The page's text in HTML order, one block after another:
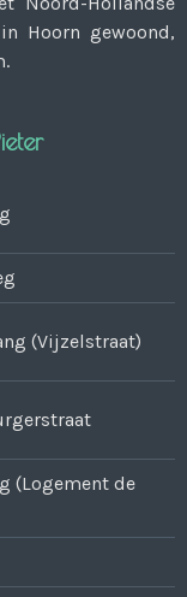
Hoorn gewoond,
(Vijzelstraat)
(Logement de